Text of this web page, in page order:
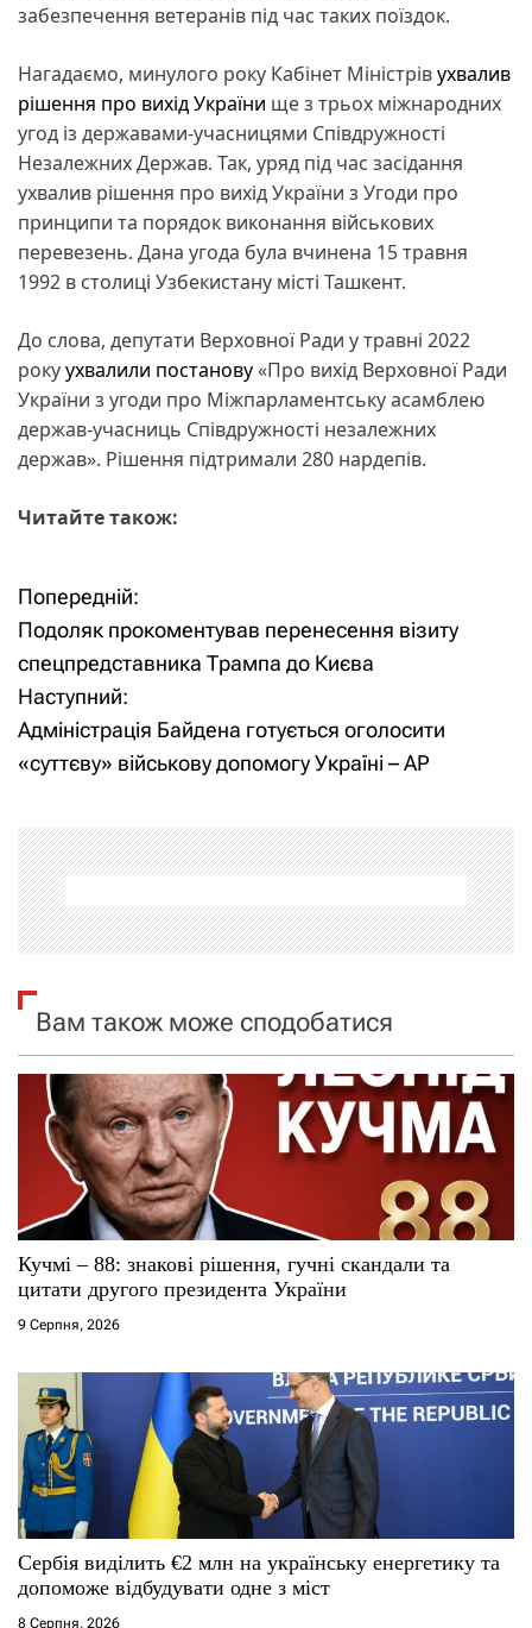
забезпечення ветеранів під час таких поїздок.
Нагадаємо, минулого року Кабінет Міністрівухвалив
рішення про вихід України ще з трьох міжнародних
угод із державами-учасницями Співдружності
Незалежних Держав. Так, уряд під час засідання
ухвалив рішення про вихід України з Угоди про
принципи та порядок виконання військових
перевезень. Дана угода була вчинена 15 травня
1992 в столиці Узбекистану місті Ташкент.
До слова, депутати Верховної Ради у травні 2022
рокуухвалили постанову«Про вихід Верховної Ради
України з угоди про Міжпарламентську асамблею
держав-учасниць Співдружності незалежних
держав». Рішення підтримали 280 нардепів.
Читайте також:
Н
а
в
і
а
ц
і
я
з
и
с
і
в
Попередній:
Подоляк прокоментував перенесення візиту
спецпредставника Трампа до Києва
Наступний:
Адміністрація Байдена готується оголосити
«суттєву» військову допомогу Україні – AP
Вам також може сподобатися
Кучмі – 88: знакові рішення, гучні скандали та
цитати другого президента України
9 Серпня, 2026
Сербія виділить €2 млн на українську енергетику та
допоможе відбудувати одне з міст
8 Серпня, 2026